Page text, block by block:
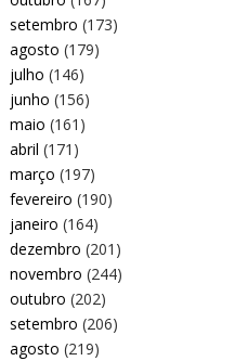
setembro (173)
agosto (179)
julho (146)
junho (156)
maio (161)
abril (171)
março (197)
fevereiro (190)
janeiro (164)
dezembro (201)
novembro (244)
outubro (202)
setembro (206)
agosto (219)